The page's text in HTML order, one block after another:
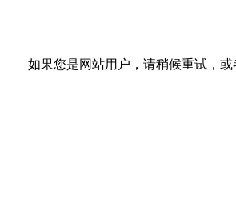
如果您是网站用户，请稍候重试，